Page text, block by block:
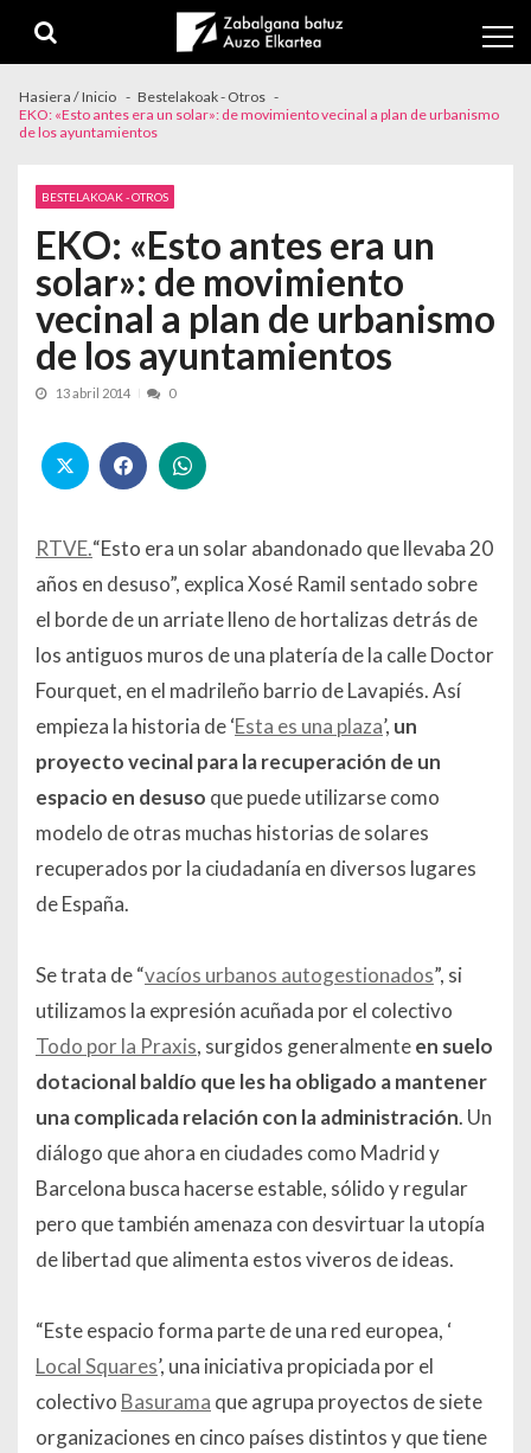
Hasiera / Inicio
Bestelakoak - Otros
EKO: «Esto antes era un solar»: de movimiento vecinal a plan de urbanismo
de los ayuntamientos
BESTELAKOAK - OTROS
EKO: «Esto antes era un
solar»: de movimiento
vecinal a plan de urbanismo
de los ayuntamientos
13 abril 2014 0
RTVE.“Esto era un solar abandonado que llevaba 20
años en desuso”, explica Xosé Ramil sentado sobre
el borde de un arriate lleno de hortalizas detrás de
los antiguos muros de una platería de la calle Doctor
Fourquet, en el madrileño barrio de Lavapiés. Así
empieza la historia de ‘Esta es una plaza’, un
proyecto vecinal para la recuperación de un
espacio en desuso que puede utilizarse como
modelo de otras muchas historias de solares
recuperados por la ciudadanía en diversos lugares
de España.
Se trata de “vacíos urbanos autogestionados”, si
utilizamos la expresión acuñada por el colectivo
Todo por la Praxis, surgidos generalmenteen suelo
dotacional baldío que les ha obligado a mantener
una complicada relación con la administración. Un
diálogo que ahora en ciudades como Madrid y
Barcelona busca hacerse estable, sólido y regular
pero que también amenaza con desvirtuar la utopía
de libertad que alimenta estos viveros de ideas.
“Este espacio forma parte de una red europea, ‘
Local Squares’, una iniciativa propiciada por el
colectivo Basurama que agrupa proyectos de siete
organizaciones en cinco países distintos y que tiene